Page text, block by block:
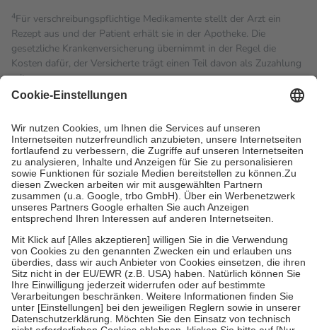
4Für verschreibungspflichtige Medikamente stellt der Arzt ein
Rezept aus und der Patient erhält sie in der Apotheke. Die
gesetzliche Krankenversicherung übernimmt in der Regel die
Kosten dafür, der Versicherte trägt einen Teil davon als Zuzahlung
mit.
Grundsätzlich leisten Mitglieder Zuzahlungen in Höhe von zehn
höchstens zehn Euro.
Es sind jedoch nie mehr als die
tatsächlichen Kosten der Leistung zu entrichten.
Diese Regeln gelten grundsätzlich auch für Online-Apotheken.
Bei Heilmitteln und häuslicher Krankenpflege beträgt die
Zuzahlung zehn Prozent der Kosten sowie zehn Euro je
Verordnung.
Um das Engagement der Versicherten für ihre eigene Gesundheit
zu stärken und die besondere Stellung der Familie zu unterstützen,
fallenkeine Zuzahlungenan bei:
• Kindern und Jugendlichen bis zum vollendeten 18. Lebensjahr
mit Ausnahme der Fahrkosten
• Untersuchungen zur Vorsorge und Früherkennung, die von der
GKV getragen werden
• empfohlenen Schutzimpfungen